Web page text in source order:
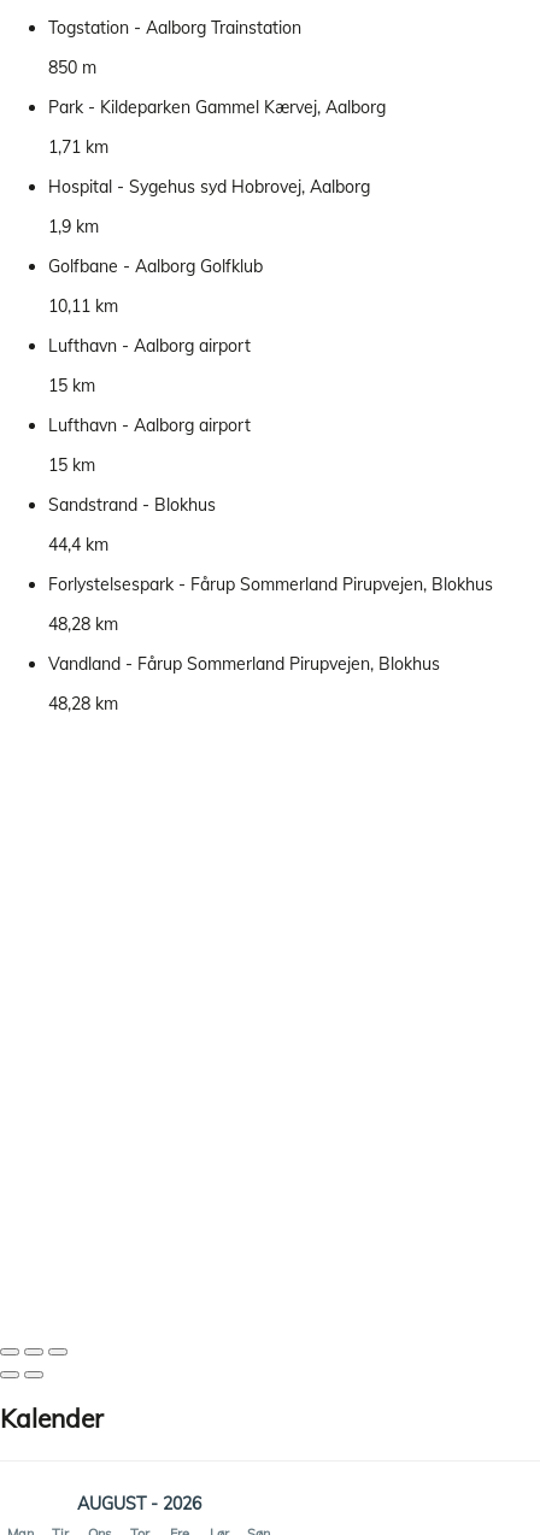
Togstation - Aalborg Trainstation
850 m
Park - Kildeparken Gammel Kærvej, Aalborg
1,71 km
Hospital - Sygehus syd Hobrovej, Aalborg
1,9 km
Golfbane - Aalborg Golfklub
10,11 km
Lufthavn - Aalborg airport
15 km
Lufthavn - Aalborg airport
15 km
Sandstrand - Blokhus
44,4 km
Forlystelsespark - Fårup Sommerland Pirupvejen, Blokhus
48,28 km
Vandland - Fårup Sommerland Pirupvejen, Blokhus
48,28 km
Kalender
AUGUST - 2026